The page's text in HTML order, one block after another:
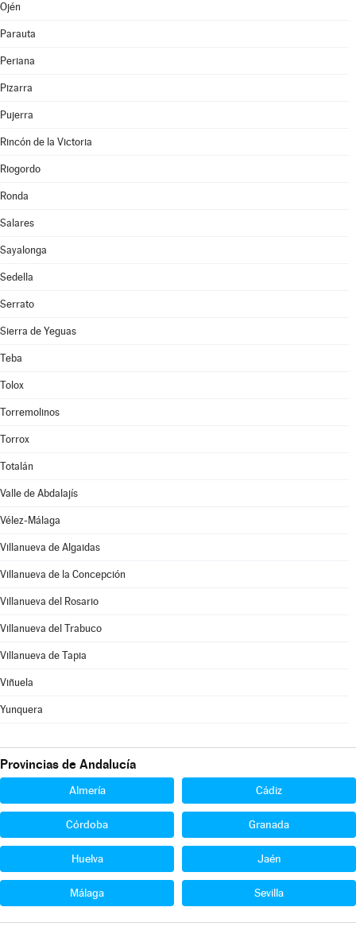
Ojén
Parauta
Periana
Pizarra
Pujerra
Rincón de la Victoria
Riogordo
Ronda
Salares
Sayalonga
Sedella
Serrato
Sierra de Yeguas
Teba
Tolox
Torremolinos
Torrox
Totalán
Valle de Abdalajís
Vélez-Málaga
Villanueva de Algaidas
Villanueva de la Concepción
Villanueva del Rosario
Villanueva del Trabuco
Villanueva de Tapia
Viñuela
Yunquera
Provincias de Andalucía
Almería Cádiz
Córdoba Granada
Huelva Jaén
Málaga Sevilla